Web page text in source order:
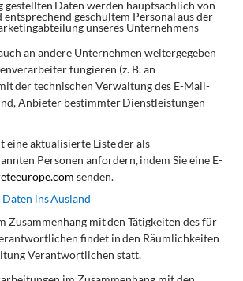
gestellten Daten werden hauptsächlich von
entsprechend geschultem Personal ausder
unseres Unternehmens
an andere Unternehmen weitergegeben
fungieren (z. B. an
dertechnischen Verwaltungdes E-Mail-
Anbieter bestimmter Dienstleistungen
eineaktualisierte Listederals
Personen anfordern,indem Sieeine E-
senden.
Daten insAusland
Zusammenhang mitden Tätigkeiten desfür
findet inden Räumlichkeiten
Verantwortlichen statt.